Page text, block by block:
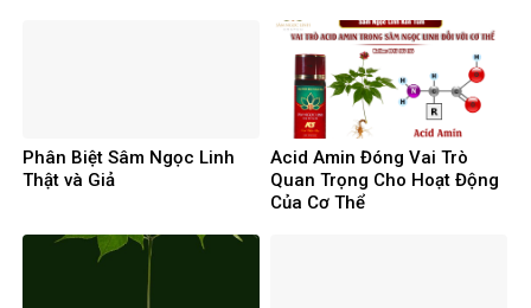
Phân Biệt Sâm Ngọc Linh
Thật và Giả
Acid Amin Đóng Vai Trò
Quan Trọng Cho Hoạt Động
Của Cơ Thể